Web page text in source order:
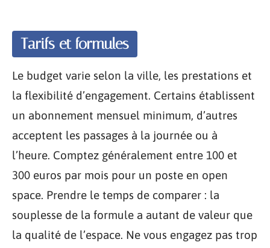
Tarifs et formules
Le budget varie selon la ville, les prestations et
la flexibilité d’engagement. Certains établissent
un abonnement mensuel minimum, d’autres
acceptent les passages à la journée ou à
l’heure. Comptez généralement entre 100 et
300 euros par mois pour un poste en open
space. Prendre le temps de comparer : la
souplesse de la formule a autant de valeur que
la qualité de l’espace. Ne vous engagez pas trop